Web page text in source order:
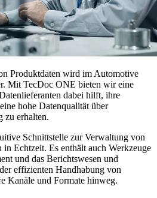
Produktdaten wird im Automotive
Mit TecDoc ONE bieten wir eine
dabei hilft, ihre
hohe Datenqualität über
zu erhalten.
Schnittstelle zur Verwaltung von
Echtzeit. Es enthält auch Werkzeuge
und das Berichtswesen und
effizienten Handhabung von
Kanäle und Formate hinweg.